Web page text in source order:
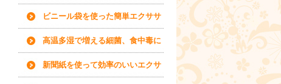
ビニール袋を使った簡単エクササ
イズ
高温多湿で増える細菌、食中毒に
ご用心
新聞紙を使って効率のいいエクサ